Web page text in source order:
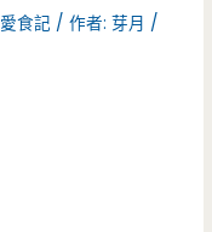
愛食記 / 作者:芽月 /